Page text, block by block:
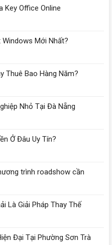
Key Office Online
Mới Nhất?
Thuê Bao Hàng Năm?
Nhỏ Tại Đà Nẵng
Ở Đâu Uy Tín?
trình roadshow cần
Là Giải Pháp Thay Thế
Đại Tại Phường Sơn Trà